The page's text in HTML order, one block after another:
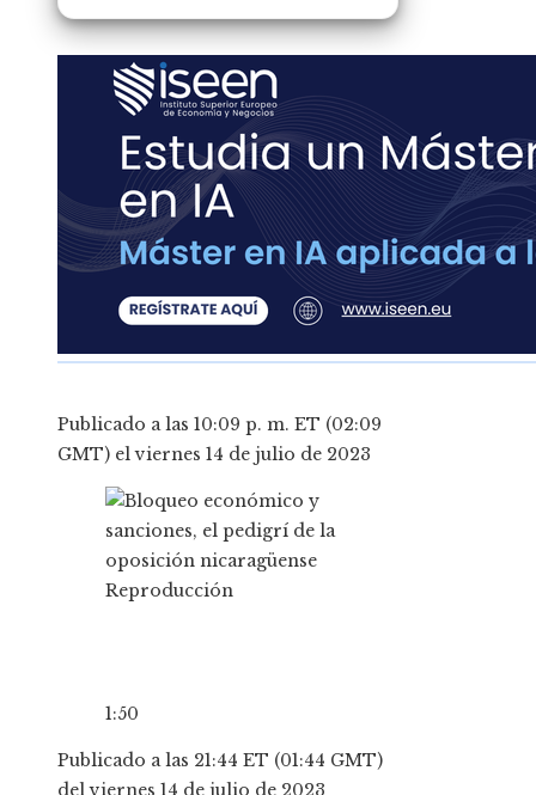
Publicado a las 10:09 p. m. ET (02:09
GMT) el viernes 14 de julio de 2023
Reproducción
1:50
Publicado a las 21:44 ET (01:44 GMT)
del viernes 14 de julio de 2023